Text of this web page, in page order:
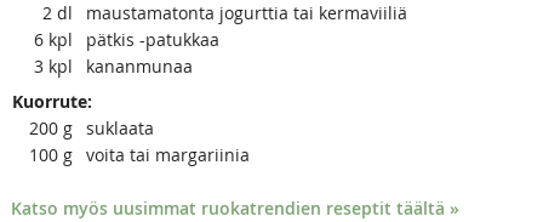
2 dl
maustamatonta jogurttia tai kermaviiliä
6 kpl
pätkis -patukkaa
3 kpl
kananmunaa
Kuorrute:
200 g suklaata
100 g voita tai margariinia
Katso myös uusimmat ruokatrendien reseptit täältä »